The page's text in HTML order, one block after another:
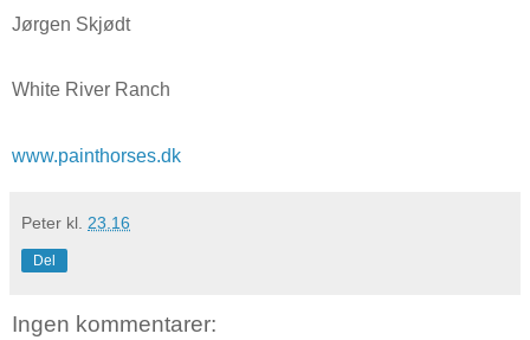
Jørgen Skjødt
White River Ranch
www.painthorses.dk
Peter kl. 23.16
Del
Ingen kommentarer: